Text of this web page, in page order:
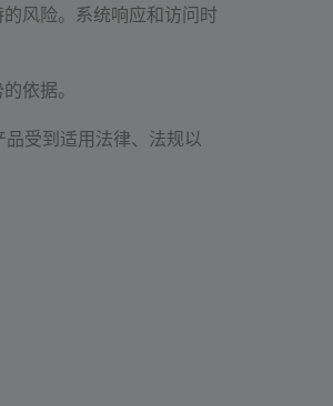
风险。系统响应和访问时
依据。
受到适用法律、法规以